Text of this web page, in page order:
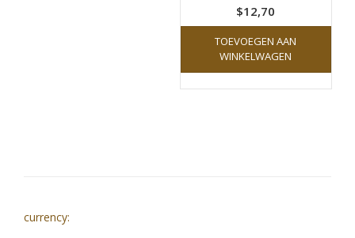
$12,70
TOEVOEGEN AAN
WINKELWAGEN
currency: